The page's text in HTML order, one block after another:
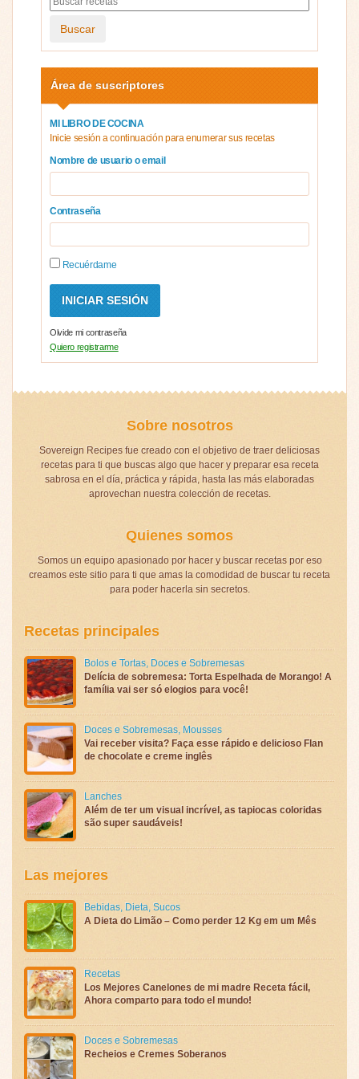
Buscar
Área de suscriptores
MI LIBRO DE COCINA
Inicie sesión a continuación para enumerar sus recetas
Nombre de usuario o email
Contraseña
Recuérdame
Olvide mi contraseña
Quiero registrarme
Sobre nosotros
Sovereign Recipes fue creado con el objetivo de traer deliciosas
recetas para ti que buscas algo que hacer y preparar esa receta
sabrosa en el día, práctica y rápida, hasta las más elaboradas
aprovechan nuestra colección de recetas.
Quienes somos
Somos un equipo apasionado por hacer y buscar recetas por eso
creamos este sitio para ti que amas la comodidad de buscar tu receta
para poder hacerla sin secretos.
Recetas principales
Bolos e Tortas, Doces e Sobremesas
Delícia de sobremesa: Torta Espelhada de Morango! A
família vai ser só elogios para você!
Doces e Sobremesas, Mousses
Vai receber visita? Faça esse rápido e delicioso Flan
de chocolate e creme inglês
Lanches
Além de ter um visual incrível, as tapiocas coloridas
são super saudáveis!
Las mejores
Bebidas, Dieta, Sucos
A Dieta do Limão – Como perder 12 Kg em um Mês
Recetas
Los Mejores Canelones de mi madre Receta fácil,
Ahora comparto para todo el mundo!
Doces e Sobremesas
Recheios e Cremes Soberanos